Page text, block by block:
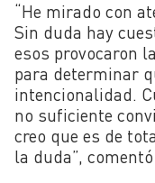
“He mirado con
Sin duda hay
esos provocaron
para determinar
intencionalidad.
no suficiente
creo que es de
la duda”,